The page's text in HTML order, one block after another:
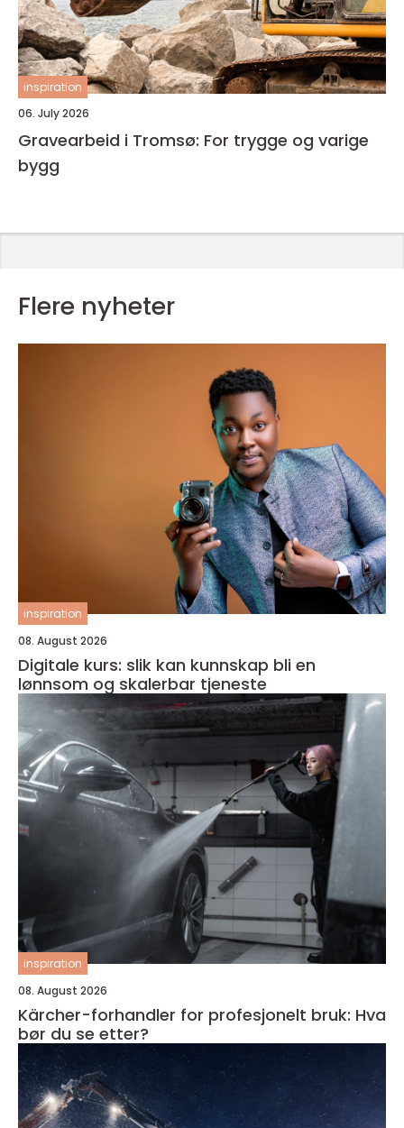
inspiration
06. July 2026
Gravearbeid i Tromsø: For trygge og varige
bygg
Flere nyheter
inspiration
08. August 2026
Digitale kurs: slik kan kunnskap bli en
lønnsom og skalerbar tjeneste
inspiration
08. August 2026
Kärcher-forhandler for profesjonelt bruk: Hva
bør du se etter?